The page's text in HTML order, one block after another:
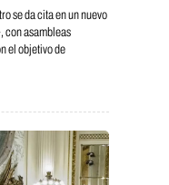
se da cita en un nuevo
con asambleas
el objetivo de